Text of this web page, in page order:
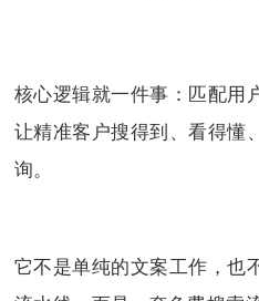
核心逻辑就一件事：匹配用
让精准客户搜得到、看得懂
询。
它不是单纯的文案工作，也